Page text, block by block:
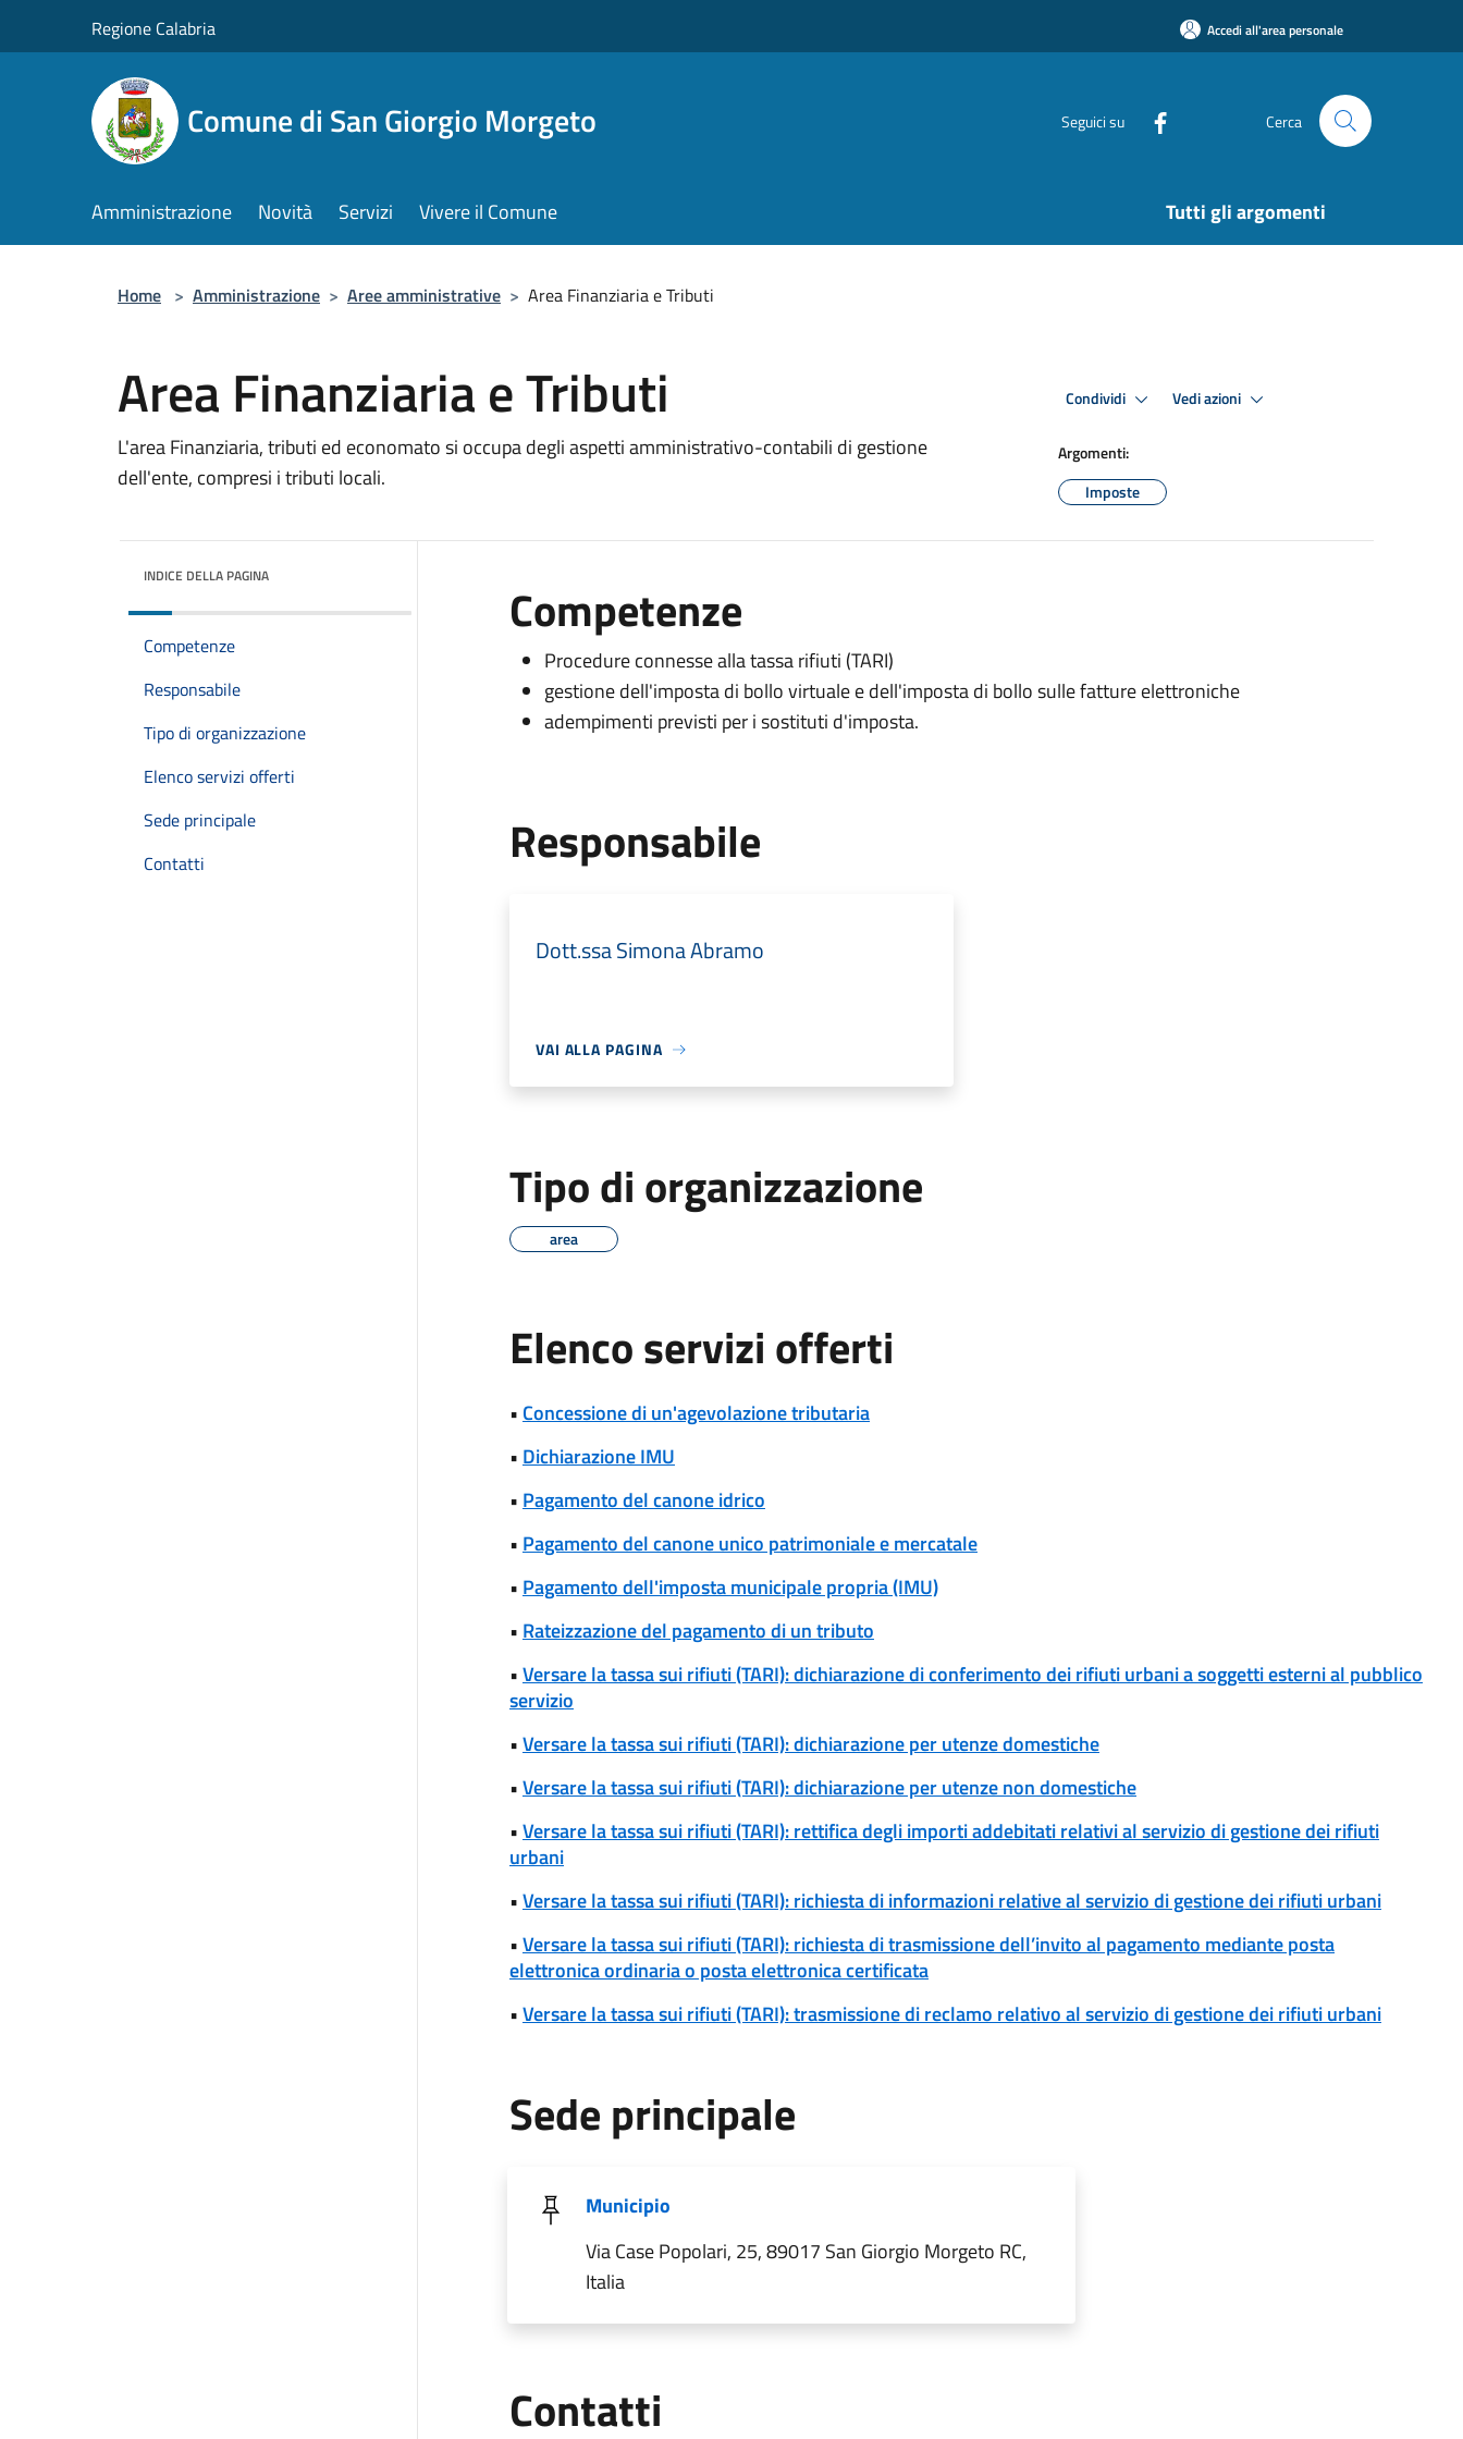
Regione Calabria Accedi all'area personale
Comune di San Giorgio Morgeto Seguici su Cerca
Amministrazione Novità Servizi Vivere il Comune Tutti gli argomenti
Home > Amministrazione > Aree amministrative > Area Finanziaria e Tributi
Area Finanziaria e Tributi
L'area Finanziaria, tributi ed economato si occupa degli aspetti amministrativo-contabili di gestione
dell'ente, compresi i tributi locali.
Condividi Vedi azioni
Argomenti:
Imposte
INDICE DELLA PAGINA
Competenze
Responsabile
Tipo di organizzazione
Elenco servizi offerti
Sede principale
Contatti
Competenze
Procedure connesse alla tassa rifiuti (TARI)
gestione dell'imposta di bollo virtuale e dell'imposta di bollo sulle fatture elettroniche
adempimenti previsti per i sostituti d'imposta.
Responsabile
Dott.ssa Simona Abramo
VAI ALLA PAGINA
Tipo di organizzazione
area
Elenco servizi offerti
• Concessione di un'agevolazione tributaria
• Dichiarazione IMU
• Pagamento del canone idrico
• Pagamento del canone unico patrimoniale e mercatale
• Pagamento dell'imposta municipale propria (IMU)
• Rateizzazione del pagamento di un tributo
•Versare la tassa sui rifiuti (TARI): dichiarazione di conferimento dei rifiuti urbani a soggetti esterni al pubblico
servizio
•Versare la tassa sui rifiuti (TARI): dichiarazione per utenze domestiche
•Versare la tassa sui rifiuti (TARI): dichiarazione per utenze non domestiche
•Versare la tassa sui rifiuti (TARI): rettifica degli importi addebitati relativi al servizio di gestione dei rifiuti
urbani
•Versare la tassa sui rifiuti (TARI): richiesta di informazioni relative al servizio di gestione dei rifiuti urbani
•Versare la tassa sui rifiuti (TARI): richiesta di trasmissione dell’invito al pagamento mediante posta
elettronica ordinaria o posta elettronica certificata
•Versare la tassa sui rifiuti (TARI): trasmissione di reclamo relativo al servizio di gestione dei rifiuti urbani
Sede principale
Municipio
Via Case Popolari, 25, 89017 San Giorgio Morgeto RC,
Italia
Contatti